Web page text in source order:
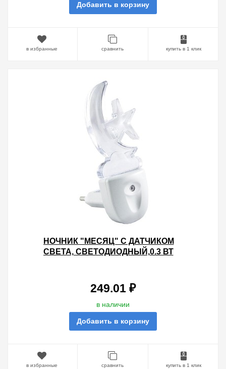
Добавить в корзину
в избранные сравнить купить в 1 клик
НОЧНИК "МЕСЯЦ" С ДАТЧИКОМ
СВЕТА, СВЕТОДИОДНЫЙ,0.3 ВТ
249.01 ₽
в наличии
Добавить в корзину
в избранные сравнить купить в 1 клик